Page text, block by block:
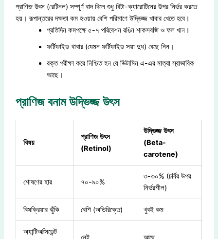
প্রাণিজ উৎস (রেটিনল) সম্পূর্ণ বাদ দিলে শুধু বিটা-ক্যারোটিনের উপর নির্ভর করতে
হয়। রূপান্তরের দক্ষতা কম হওয়ায় বেশি পরিমাণে উদ্ভিজ্জ খাবার খেতে হবে।
প্রতিদিন কমপক্ষে ৫-৭ পরিবেশন রঙিন শাকসবজি ও ফল খান।
ফর্টিফাইড খাবার (যেমন ফর্টিফাইড সয়া দুধ) বেছে নিন।
রক্ত পরীক্ষা করে নিশ্চিত হন যে ভিটামিন এ-এর মাত্রা স্বাভাবিক
আছে।
প্রাণিজ বনাম উদ্ভিজ্জ উৎস
বিষয়
প্রাণিজ উৎস
(Retinol)
উদ্ভিজ্জ উৎস
(Beta-
carotene)
শোষণের হার ৭০-৯০%
৩-৩০% (চর্বির উপর
নির্ভরশীল)
বিষক্রিয়ার ঝুঁকি বেশি (অতিরিক্তে) খুবই কম
অ্যান্টিঅক্সিডেন্ট